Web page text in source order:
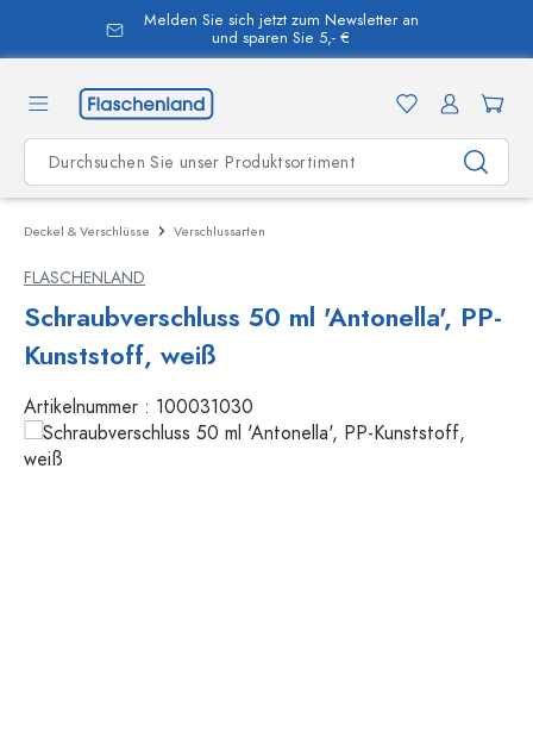
springen
Melden Sie sich jetzt zum Newsletter an
und sparen Sie 5,- €
Deckel & Verschlüsse Verschlussarten
FLASCHENLAND
Schraubverschluss 50 ml 'Antonella', PP-
Kunststoff, weiß
Artikelnummer : 100031030